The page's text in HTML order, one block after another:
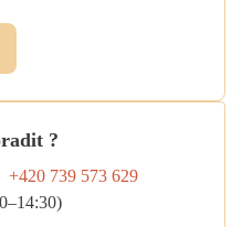
?
+420 739 573 629